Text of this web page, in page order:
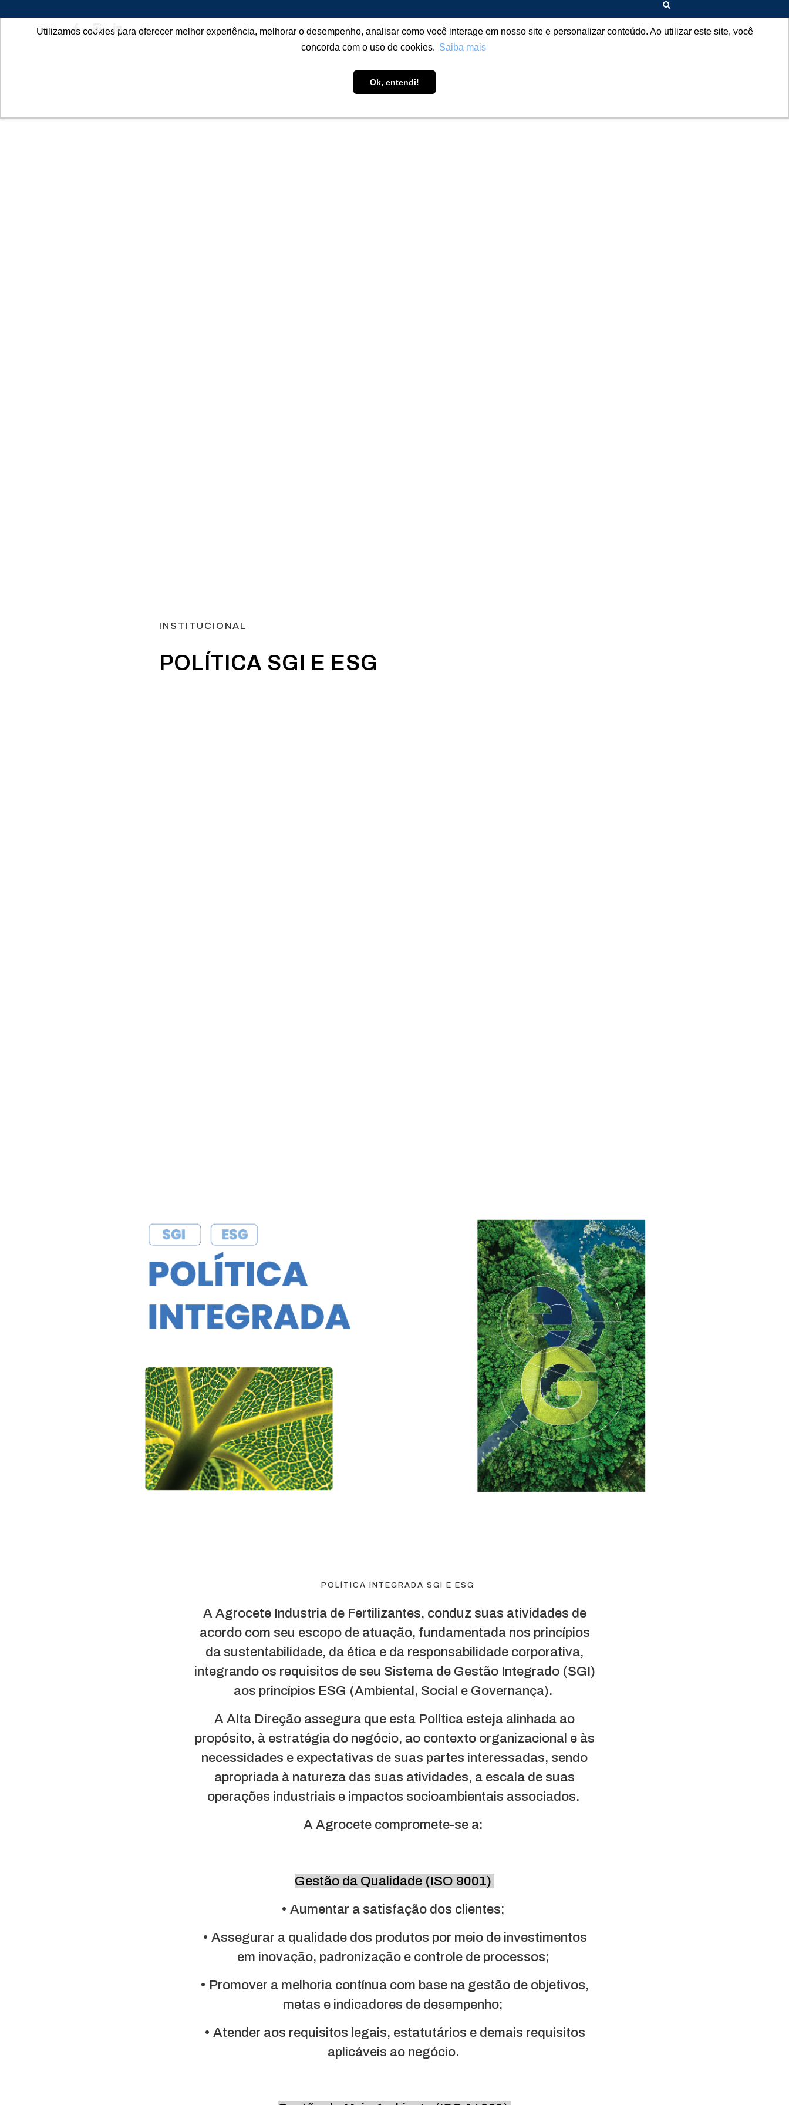
Utilizamos cookies para oferecer melhor experiência, melhorar o desempenho, analisar como você interage em nosso site e personalizar conteúdo. Ao utilizar este site, você
concorda com o uso de cookies. Saiba mais
Ok, entendi!
CONSTRUÇÃO DA PRODUTIVIDADE PRODUTOS
INSTITUCIONAL
POLÍTICA SGI E ESG
POLÍTICA INTEGRADA SGI E ESG
A Agrocete Industria de Fertilizantes, conduz suas atividades de
acordo com seu escopo de atuação, fundamentada nos princípios
da sustentabilidade, da ética e da responsabilidade corporativa,
integrando os requisitos de seu Sistema de Gestão Integrado (SGI)
aos princípios ESG (Ambiental, Social e Governança).
A Alta Direção assegura que esta Política esteja alinhada ao
propósito, à estratégia do negócio, ao contexto organizacional e às
necessidades e expectativas de suas partes interessadas, sendo
apropriada à natureza das suas atividades, a escala de suas
operações industriais e impactos socioambientais associados.
A Agrocete compromete-se a:
Gestão da Qualidade (ISO 9001)
• Aumentar a satisfação dos clientes;
• Assegurar a qualidade dos produtos por meio de investimentos
em inovação, padronização e controle de processos;
• Promover a melhoria contínua com base na gestão de objetivos,
metas e indicadores de desempenho;
• Atender aos requisitos legais, estatutários e demais requisitos
aplicáveis ao negócio.